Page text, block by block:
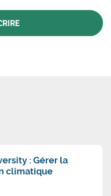
: Gérer la
climatique